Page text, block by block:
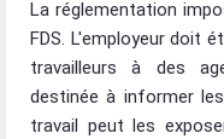
La réglementation
FDS. L'employeur doit
travailleurs à des
destinée à informer
travail peut les